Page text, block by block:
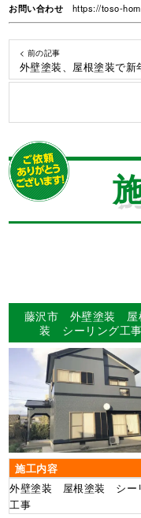
お問い合わせ https://toso-
< 前の記事
外壁塗装、屋根塗装で新
藤沢市 外壁塗装 屋
装 シーリング工事
施工内容
外壁塗装 屋根塗装 シー
工事